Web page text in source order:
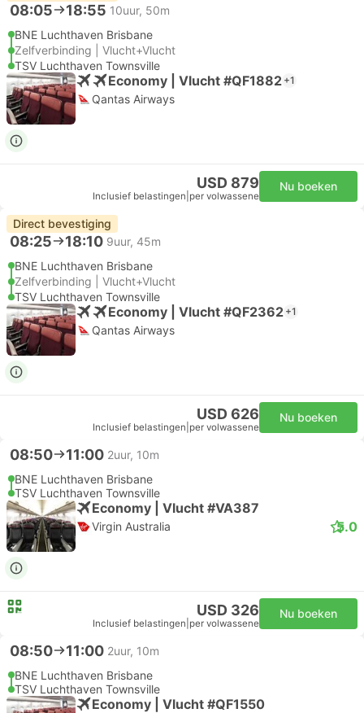
08:05 18:55 10uur, 50m
BNE Luchthaven Brisbane
Zelfverbinding | Vlucht+Vlucht
TSV Luchthaven Townsville
Economy | Vlucht #QF1882 +1
Qantas Airways
USD 879
Inclusief belastingen per volwassene
Nu boeken
Direct bevestiging
08:25 18:10 9uur, 45m
BNE Luchthaven Brisbane
Zelfverbinding | Vlucht+Vlucht
TSV Luchthaven Townsville
Economy | Vlucht #QF2362 +1
Qantas Airways
USD 626
Inclusief belastingen per volwassene
Nu boeken
08:50 11:00 2uur, 10m
BNE Luchthaven Brisbane
TSV Luchthaven Townsville
Economy | Vlucht #VA387
Virgin Australia 5.0
USD 326
Inclusief belastingen per volwassene
Nu boeken
08:50 11:00 2uur, 10m
BNE Luchthaven Brisbane
TSV Luchthaven Townsville
Economy | Vlucht #QF1550